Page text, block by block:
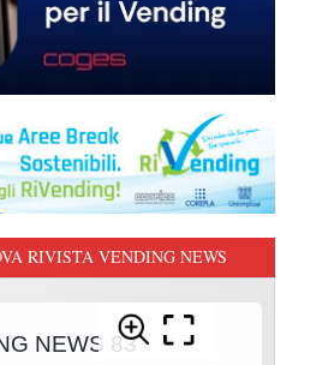
RIVISTA VENDING NEWS